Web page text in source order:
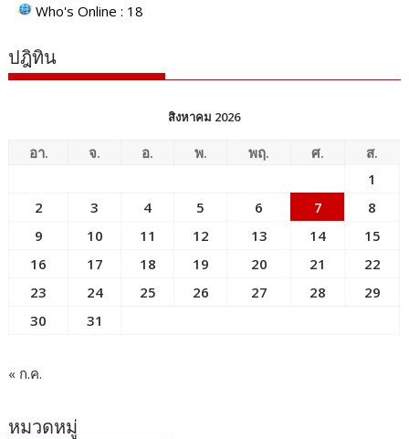
Who's Online : 18
ปฎิทิน
สิงหาคม 2026
อา. จ. อ. พ. พฤ. ศ.
ส.
1
2
3 4 5 6 7
8
9
10 11 12 13 14
15
16
17 18 19 20 21
22
23
24 25 26 27 28
29
30
31
« ก.ค.
หมวดหมู่